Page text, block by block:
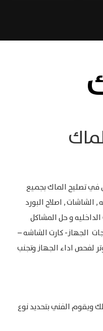
تصليح الماك بجميع
, الشاشات , اصلاح البورد
الداخليه و حل المشاكل
الجهاز- كارت الشاشه –
لفحص اداء الجهاز وتجنب
ويقوم الفني بتحديد نوع